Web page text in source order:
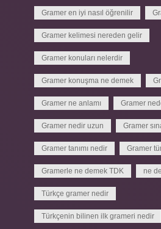
Gramer en iyi nasıl öğrenilir
Gramer kelimesi nereden gelir
Gramer konuları nelerdir
Gramer konuşma ne demek
Gramer ne anlamı Gramer
Gramer nedir uzun Gramer
Gramer tanımı nedir Gramer
Gramerle ne demek TDK ne
Türkçe gramer nedir
Türkçenin bilinen ilk grameri nedir